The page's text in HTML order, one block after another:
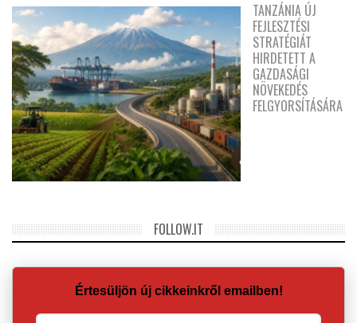
TANZÁNIA ÚJ
FEJLESZTÉSI
STRATÉGIÁT
HIRDETETT A
GAZDASÁGI
NÖVEKEDÉS
FELGYORSÍTÁSÁRA
FOLLOW.IT
Értesüljön új cikkeinkről emailben!